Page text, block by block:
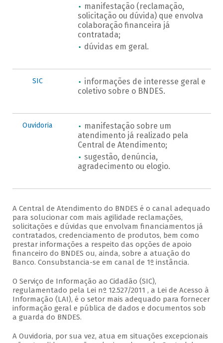
manifestação (reclamação,
solicitação ou dúvida) que envolva
colaboração financeira já
contratada;
dúvidas em geral.
SIC
informações de interesse geral e
coletivo sobre o BNDES.
Ouvidoria
manifestação sobre um
atendimento já realizado pela
Central de Atendimento;
sugestão, denúncia,
agradecimento ou elogio.
A Central de Atendimento do BNDES é o canal adequado
para solucionar com mais agilidade reclamações,
solicitações e dúvidas que envolvam financiamentos já
contratados, credenciamento de produtos, bem como
prestar informações a respeito das opções de apoio
financeiro do BNDES ou, ainda, sobre a atuação do
Banco. Consubstancia-se em canal de 1º instância.
O Serviço de Informação ao Cidadão (SIC),
regulamentado pela Lei nº 12.527/2011 , a Lei de Acesso à
Informação (LAI), é o setor mais adequado para fornecer
informação geral e pública de dados e documentos sob
a guarda do BNDES.
A Ouvidoria, por sua vez, atua em situações excepcionais